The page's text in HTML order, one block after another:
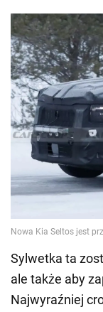
Sylwetka ta
ale także aby
Najwyraźniej